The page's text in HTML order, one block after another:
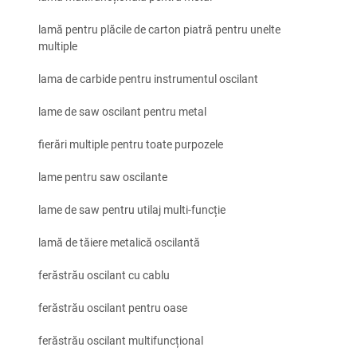
lamă pentru plăcile de carton piatră pentru unelte
multiple
lama de carbide pentru instrumentul oscilant
lame de saw oscilant pentru metal
fierări multiple pentru toate purpozele
lame pentru saw oscilante
lame de saw pentru utilaj multi-funcție
lamă de tăiere metalică oscilantă
ferăstrău oscilant cu cablu
ferăstrău oscilant pentru oase
ferăstrău oscilant multifuncțional